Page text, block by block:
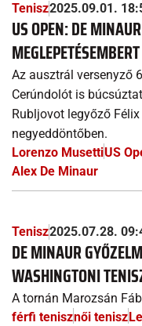
Tenisz2025.09.01.
US OPEN: DE
MEGLEPETÉSEMBERT
Az ausztrál versenyző
Cerúndolót is
Rubljovot legyőző
negyeddöntőben.
Lorenzo MusettiUS
Alex De Minaur
Tenisz2025.07.28.
DE MINAUR
WASHINGTONI
A tornán Marozsán
férfi tenisznői tenisz